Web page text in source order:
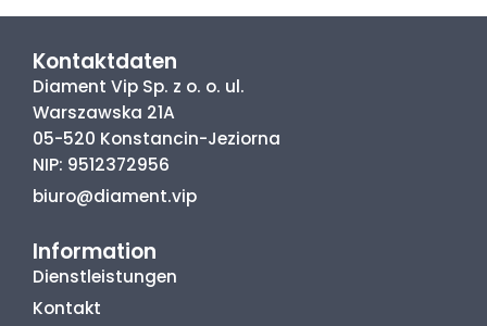
Kontaktdaten
Diament Vip Sp. z o. o. ul.
Warszawska 21A
05-520 Konstancin-Jeziorna
NIP: 9512372956
biuro@diament.vip
Information
Dienstleistungen
Kontakt